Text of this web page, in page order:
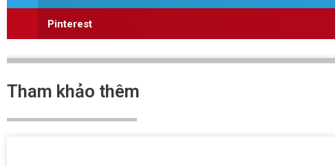
Pinterest
Tham khảo thêm